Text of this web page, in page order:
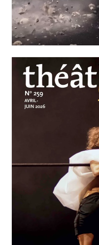
N°260
Nos solitudes